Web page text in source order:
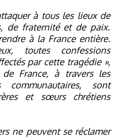
à tous les lieux de
de fraternité et de paix.
à la France entière.
toutes confessions
par cette tragédie »,
de France, à travers les
sont
et sœurs chrétiens
ne peuvent se réclamer